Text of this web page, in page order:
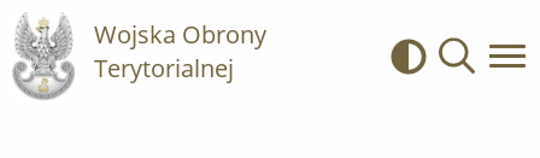
Wojska Obrony
Terytorialnej
Kontrast